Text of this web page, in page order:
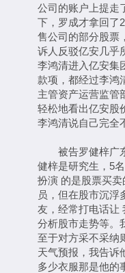
公司的账户上提走
下，罗成才拿回了
售公司的部分股票
诉人反驳亿安几乎
李鸿清进入亿安集
款项，都经过李鸿
主管资产运营监管
轻松地看出亿安股
李鸿清说自己完全
被告罗健梓广东
健梓是研究生，5
扮演 的是股票买
员，但在股市沉浮
友，经常打电话让
分析股市走势等。
至于对方采不采纳
天气预报，我告诉
多少衣服那是他的